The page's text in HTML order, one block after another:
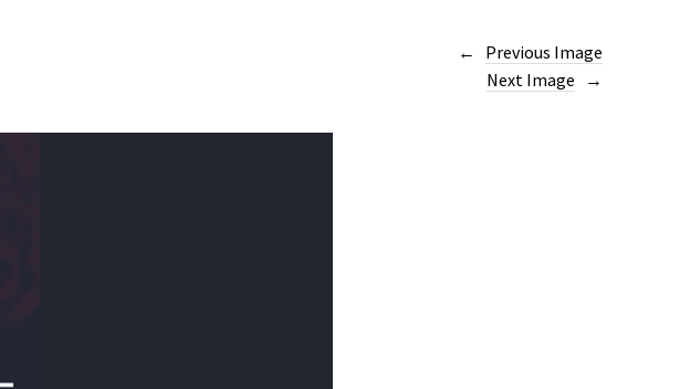
Next Image
Previous Image